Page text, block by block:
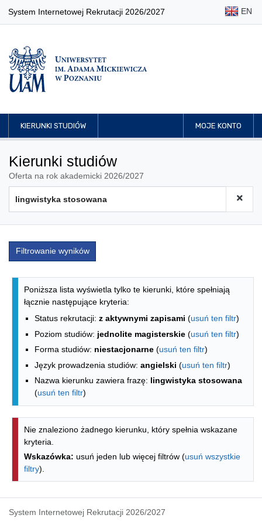
System Internetowej Rekrutacji 2026/2027 EN
KIERUNKI STUDIÓW MOJE KONTO
Kierunki studiów
Oferta na rok akademicki 2026/2027
Filtrowanie wyników
Lista kierunków - indeks alfabetyczny
Poniższa lista wyświetla tylko te kierunki, które spełniają
łącznie następujące kryteria:
Status rekrutacji: z aktywnymi zapisami (usuń ten filtr)
Poziom studiów: jednolite magisterskie (usuń ten filtr)
Forma studiów: niestacjonarne (usuń ten filtr)
Język prowadzenia studiów: angielski (usuń ten filtr)
Nazwa kierunku zawiera frazę: lingwistyka stosowana
(usuń ten filtr)
Nie znaleziono żadnego kierunku, który spełnia wskazane
kryteria.
Wskazówka: usuń jeden lub więcej filtrów (usuń wszystkie
filtry).
System Internetowej Rekrutacji 2026/2027